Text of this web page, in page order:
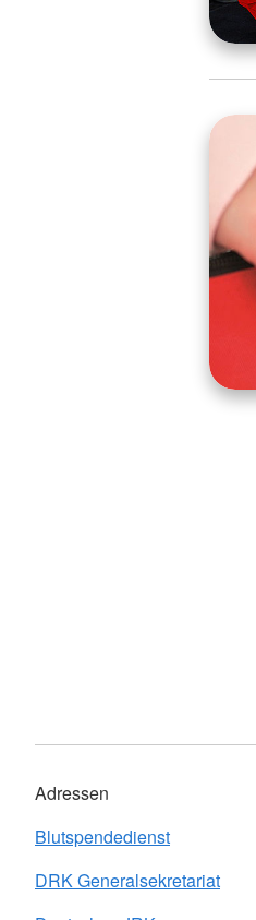
Adressen
Blutspendedienst
DRK Generalsekretariat